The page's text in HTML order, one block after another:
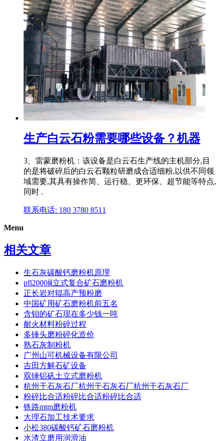
生产白云石粉需要哪些设备？机器
3、雷蒙磨粉机：该设备是白云石生产线的主机部分,目
的是将破碎后的白云石颗粒研磨成合适细粉,以供不同领
域需要,其具有操作简、运行稳、更环保、超节能等特点,
同时 .
联系电话: 180 3780 8511
Menu
相关文章
生石灰碳酸钙磨粉机原理
pfl2000ⅲ立式复合矿石磨粉机
正长岩对辊高产预粉磨
中国矿用矿石磨粉机前五名
含钼的矿石现在多少钱一吨
耐火材料粉碎过程
多锤头磨粉碎化造价
熟石灰制粉机
广州山可机械设备有限公司
吉田方解石矿设备
双锤铝矾土立式磨粉机
杭州干石灰石厂杭州干石灰石厂杭州干石灰石厂
粉碎比合适粉碎比合适粉碎比合适
铁路mtm磨粉机
大理石加工技术要求
小松380碳酸钙矿石磨粉机
水渣立磨用润滑油